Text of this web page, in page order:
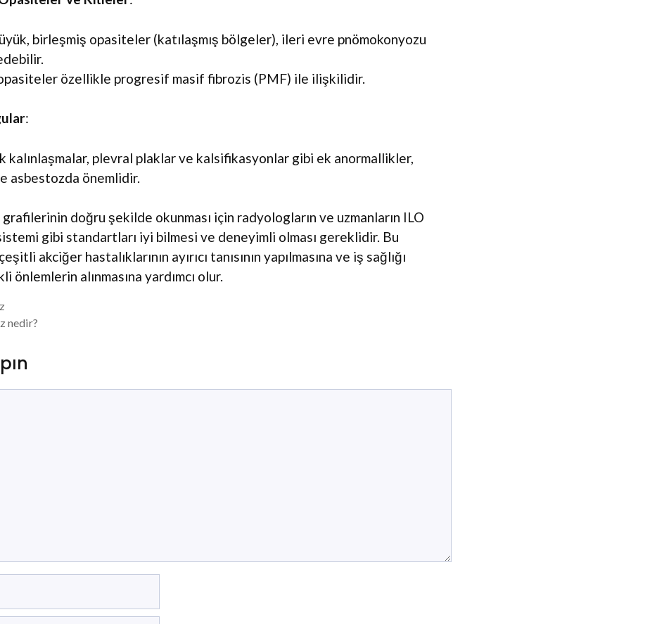
birleşmiş opasiteler (katılaşmış bölgeler), ileri evre pnömokonyozu
özellikle progresif masif fibrozis (PMF) ile ilişkilidir.
:
kalınlaşmalar, plevral plaklar ve kalsifikasyonlar gibi ek anormallikler,
asbestozda önemlidir.
doğru şekilde okunması için radyologların ve uzmanların ILO
sistemi gibi standartları iyi bilmesi ve deneyimli olması gereklidir. Bu
akciğer hastalıklarının ayırıcı tanısının yapılmasına ve iş sağlığı
önlemlerin alınmasına yardımcı olur.
nedir?